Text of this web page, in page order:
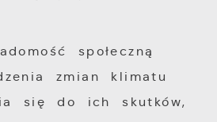
społeczną
zmian klimatu
się do ich skutków,